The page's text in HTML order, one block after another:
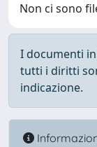
Non ci sono
I documenti
tutti i diritti
indicazione.